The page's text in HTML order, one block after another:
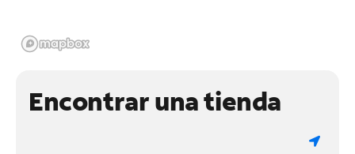
Encontrar una tienda